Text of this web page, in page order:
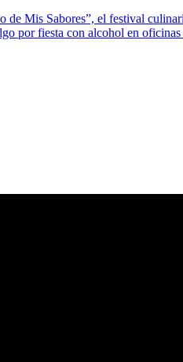
de Mis Sabores”, el festival
por fiesta con alcohol en